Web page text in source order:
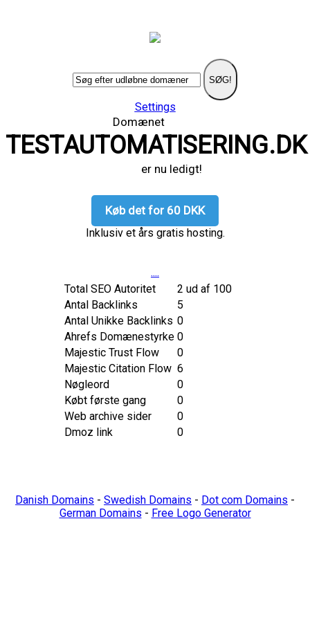
SØG!
Settings
Domænet
TESTAUTOMATISERING.DK
er nu ledigt!
Køb det for 60 DKK
Inklusiv et års gratis hosting.
....
Total SEO Autoritet
2 ud af 100
Antal Backlinks
5
Antal Unikke Backlinks 0
Ahrefs Domænestyrke 0
Majestic Trust Flow
0
Majestic Citation Flow 6
Nøgleord
0
Købt første gang
0
Web archive sider
0
Dmoz link
0
Danish Domains - Swedish Domains - Dot com Domains -
German Domains - Free Logo Generator